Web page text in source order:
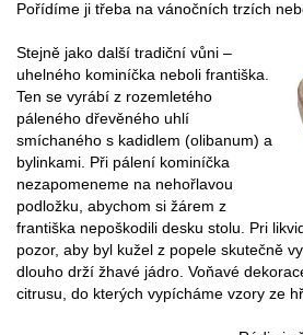
Pořídíme ji třeba na vánočních trzích
Stejně jako další tradiční vůni –
uhelného kominíčka neboli františka.
Ten se vyrábí z rozemletého
páleného dřevěného uhlí
smíchaného s kadidlem (olibanum) a
bylinkami. Při pálení kominíčka
nezapomeneme na nehořlavou
podložku, abychom si žárem z
františka nepoškodili desku stolu. Pri
pozor, aby byl kužel z popele skutečně
dlouho drží žhavé jádro. Voňavé
citrusu, do kterých vypícháme vzory ze